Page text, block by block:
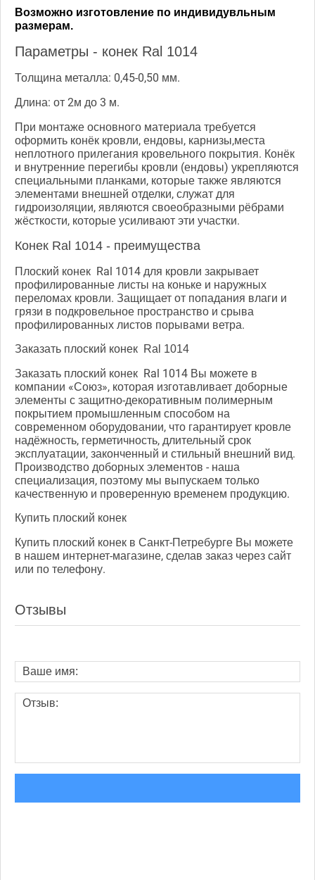
Возможно изготовление по индивидувльным
размерам.
Параметры - конек Ral 1014
Толщина металла: 0,45-0,50 мм.
Длина: от 2м до 3 м.
При монтаже основного материала требуется
оформить конёк кровли, ендовы, карнизы,места
неплотного прилегания кровельного покрытия. Конёк
и внутренние перегибы кровли (ендовы) укрепляются
специальными планками, которые также являются
элементами внешней отделки, служат для
гидроизоляции, являются своеобразными рёбрами
жёсткости, которые усиливают эти участки.
Конек Ral 1014 - преимущества
Плоский конек Ral 1014 для кровли закрывает
профилированные листы на коньке и наружных
переломах кровли. Защищает от попадания влаги и
грязи в подкровельное пространство и срыва
профилированных листов порывами ветра.
Заказать плоский конек Ral 1014
Заказать плоский конек Ral 1014 Вы можете в
компании «Союз», которая изготавливает доборные
элементы с защитно-декоративным полимерным
покрытием промышленным способом на
современном оборудовании, что гарантирует кровле
надёжность, герметичность, длительный срок
эксплуатации, законченный и стильный внешний вид.
Производство доборных элементов - наша
специализация, поэтому мы выпускаем только
качественную и проверенную временем продукцию.
Купить плоский конек
Купить плоский конек в Санкт-Петребурге Вы можете
в нашем интернет-магазине, сделав заказ через сайт
или по телефону.
Отзывы